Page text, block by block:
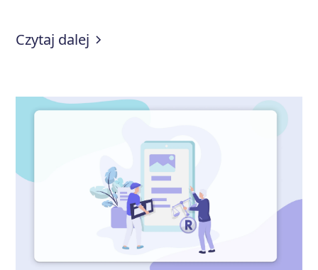
Czytaj dalej :Jak reklamować salon